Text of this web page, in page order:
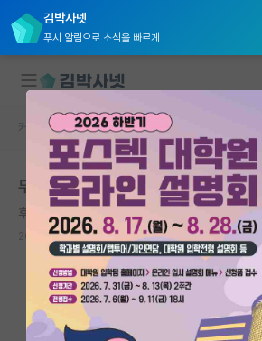
김박사넷
푸시 알림으로 소식을 빠르게
대학원생 모집
국내대학원 정보
연구실&오픈랩
커뮤니티
커뮤니티 홈
전체글보기
커뮤니티 홈 미국 유학 게시판
무조건 펀딩 있는곳이 맞을까요?
후회하는 소크라테스
2026.05.14 10 2172